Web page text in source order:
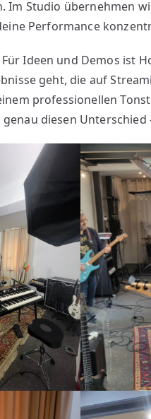
Im Studio übernehmen
Performance
Ideen und Demos ist
geht, die auf
professionellen
diesen